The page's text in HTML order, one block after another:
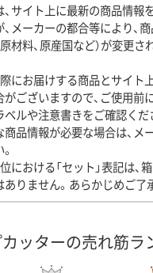
、サイト上に最新の商品情報
メーカーの都合等により、商
材料、原産国など）が変更
際にお届けする商品とサイト
がございますので、ご使用前
ルや注意書きをご確認くだ
商品情報が必要な場合は、メ
における「セット」表記は
りません。あらかじめご了
ッターの売れ筋ラ